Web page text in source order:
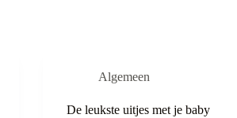
Algemeen
De leukste uitjes met je baby